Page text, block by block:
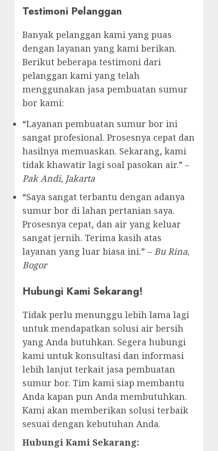
Testimoni Pelanggan
Banyak pelanggan kami yang puas
dengan layanan yang kami berikan.
Berikut beberapa testimoni dari
pelanggan kami yang telah
menggunakan jasa pembuatan sumur
bor kami:
“Layanan pembuatan sumur bor ini
sangat profesional. Prosesnya cepat dan
hasilnya memuaskan. Sekarang, kami
tidak khawatir lagi soal pasokan air.” –
Pak Andi, Jakarta
“Saya sangat terbantu dengan adanya
sumur bor di lahan pertanian saya.
Prosesnya cepat, dan air yang keluar
sangat jernih. Terima kasih atas
layanan yang luar biasa ini.” – Bu Rina,
Bogor
Hubungi Kami Sekarang!
Tidak perlu menunggu lebih lama lagi
untuk mendapatkan solusi air bersih
yang Anda butuhkan. Segera hubungi
kami untuk konsultasi dan informasi
lebih lanjut terkait jasa pembuatan
sumur bor. Tim kami siap membantu
Anda kapan pun Anda membutuhkan.
Kami akan memberikan solusi terbaik
sesuai dengan kebutuhan Anda.
Hubungi Kami Sekarang: